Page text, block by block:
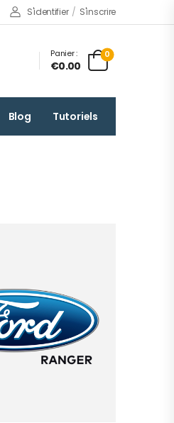
S'identifier / S'inscrire
Panier :
€0.00
0
Blog Tutoriels